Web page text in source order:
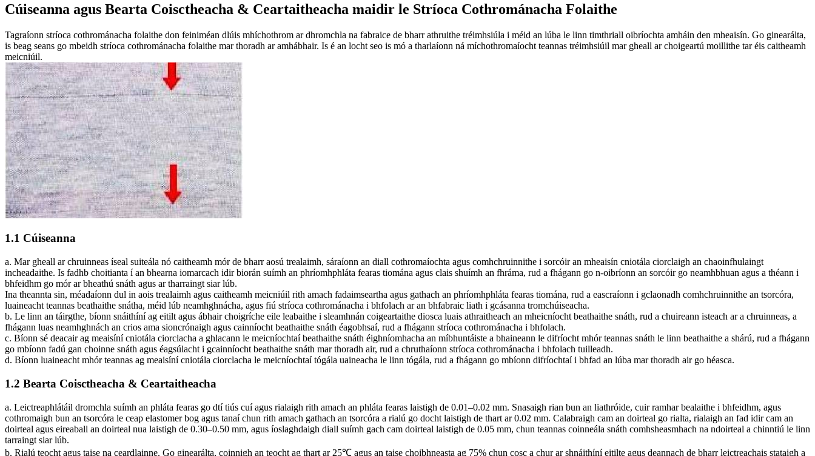
Cúiseanna agus Bearta Coisctheacha & Ceartaitheacha maidir le Stríoca Cothrománacha Folaithe
Tagraíonn stríoca cothrománacha folaithe don feiniméan dlúis mhíchothrom ar dhromchla na fabraice de bharr athruithe tréimhsiúla i méid an lúba le linn timthriall oibríochta amháin den mheaisín. Go ginearálta,
is beag seans go mbeidh stríoca cothrománacha folaithe mar thoradh ar amhábhair. Is é an locht seo is mó a tharlaíonn ná míchothromaíocht teannas tréimhsiúil mar gheall ar choigeartú moillithe tar éis caitheamh
meicniúil.
1.1 Cúiseanna
a. Mar gheall ar chruinneas íseal suiteála nó caitheamh mór de bharr aosú trealaimh, sáraíonn an diall cothromaíochta agus comhchruinnithe i sorcóir an mheaisín cniotála ciorclaigh an chaoinfhulaingt
incheadaithe. Is fadhb choitianta í an bhearna iomarcach idir biorán suímh an phríomhphláta fearas tiomána agus clais shuímh an fhráma, rud a fhágann go n-oibríonn an sorcóir go neamhbhuan agus a théann i
bhfeidhm go mór ar bheathú snáth agus ar tharraingt siar lúb.
Ina theannta sin, méadaíonn dul in aois trealaimh agus caitheamh meicniúil rith amach fadaimseartha agus gathach an phríomhphláta fearas tiomána, rud a eascraíonn i gclaonadh comhchruinnithe an tsorcóra,
luaineacht teannas beathaithe snátha, méid lúb neamhghnácha, agus fiú stríoca cothrománacha i bhfolach ar an bhfabraic liath i gcásanna tromchúiseacha.
b. Le linn an táirgthe, bíonn snáithíní ag eitilt agus ábhair choigríche eile leabaithe i sleamhnán coigeartaithe diosca luais athraitheach an mheicníocht beathaithe snáth, rud a chuireann isteach ar a chruinneas, a
fhágann luas neamhghnách an crios ama sioncrónaigh agus cainníocht beathaithe snáth éagobhsaí, rud a fhágann stríoca cothrománacha i bhfolach.
c. Bíonn sé deacair ag meaisíní cniotála ciorclacha a ghlacann le meicníochtaí beathaithe snáth éighníomhacha an míbhuntáiste a bhaineann le difríocht mhór teannas snáth le linn beathaithe a shárú, rud a fhágann
go mbíonn fadú gan choinne snáth agus éagsúlacht i gcainníocht beathaithe snáth mar thoradh air, rud a chruthaíonn stríoca cothrománacha i bhfolach tuilleadh.
d. Bíonn luaineacht mhór teannas ag meaisíní cniotála ciorclacha le meicníochtaí tógála uaineacha le linn tógála, rud a fhágann go mbíonn difríochtaí i bhfad an lúba mar thoradh air go héasca.
1.2 Bearta Coisctheacha & Ceartaitheacha
a. Leictreaphlátáil dromchla suímh an phláta fearas go dtí tiús cuí agus rialaigh rith amach an phláta fearas laistigh de 0.01–0.02 mm. Snasaigh rian bun an liathróide, cuir ramhar bealaithe i bhfeidhm, agus
cothromaigh bun an tsorcóra le ceap elastomer bog agus tanaí chun rith amach gathach an tsorcóra a rialú go docht laistigh de thart ar 0.02 mm. Calabraigh cam an doirteal go rialta, rialaigh an fad idir cam an
doirteal agus eireaball an doirteal nua laistigh de 0.30–0.50 mm, agus íoslaghdaigh diall suímh gach cam doirteal laistigh de 0.05 mm, chun teannas coinneála snáth comhsheasmhach na ndoirteal a chinntiú le linn
tarraingt siar lúb.
b. Rialú teocht agus taise na ceardlainne. Go ginearálta, coinnigh an teocht ag thart ar 25℃ agus an taise choibhneasta ag 75% chun cosc ​​a chur ar shnáithíní eitilte agus deannach de bharr leictreachais stataigh a